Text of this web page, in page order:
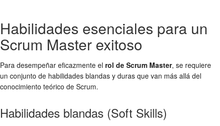
Habilidades esenciales para un
Scrum Master exitoso
Para desempeñar eficazmente el rol de Scrum Master, se requiere
un conjunto de habilidades blandas y duras que van más allá del
conocimiento teórico de Scrum.
Habilidades blandas (Soft Skills)